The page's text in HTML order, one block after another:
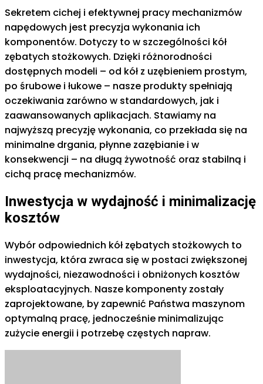
Sekretem cichej i efektywnej pracy mechanizmów
napędowych jest precyzja wykonania ich
komponentów. Dotyczy to w szczególności kół
zębatych stożkowych. Dzięki różnorodności
dostępnych modeli – od kół z uzębieniem prostym,
po śrubowe i łukowe – nasze produkty spełniają
oczekiwania zarówno w standardowych, jak i
zaawansowanych aplikacjach. Stawiamy na
najwyższą precyzję wykonania, co przekłada się na
minimalne drgania, płynne zazębianie i w
konsekwencji – na długą żywotność oraz stabilną i
cichą pracę mechanizmów.
Inwestycja w wydajność i minimalizację
kosztów
Wybór odpowiednich kół zębatych stożkowych to
inwestycja, która zwraca się w postaci zwiększonej
wydajności, niezawodności i obniżonych kosztów
eksploatacyjnych. Nasze komponenty zostały
zaprojektowane, by zapewnić Państwa maszynom
optymalną pracę, jednocześnie minimalizując
zużycie energii i potrzebę częstych napraw.